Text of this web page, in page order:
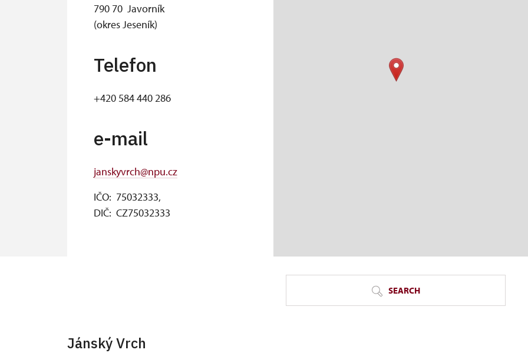
790 70 Javorník
(okres Jeseník)
Telefon
+420 584 440 286
e-mail
janskyvrch@npu.cz
IČO: 75032333,
DIČ: CZ75032333
SEARCH
Jánský Vrch